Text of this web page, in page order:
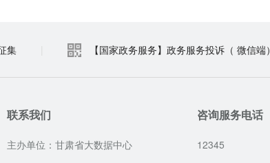
集 【国家政务服务】政务服务投诉（ 微信端）
联系我们
主办单位：甘肃省大数据中心
咨询服务电话
12345